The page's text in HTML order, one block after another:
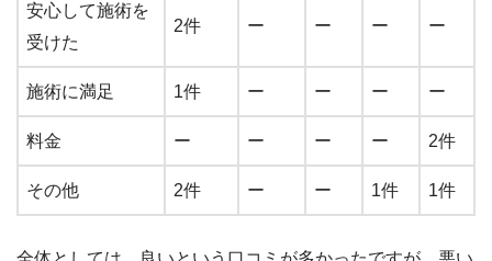
安心して施術を
受けた
2件 ー ー ー ー
施術に満足 1件 ー ー ー ー
料金 ー ー ー ー 2件
その他 2件 ー ー 1件 1件